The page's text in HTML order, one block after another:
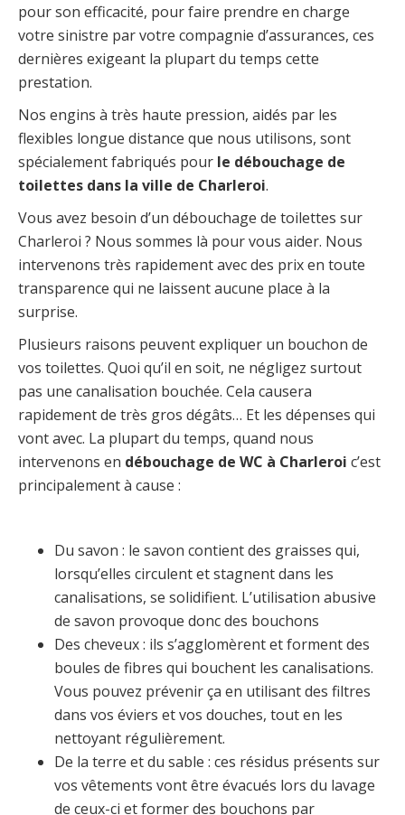
pour son efficacité, pour faire prendre en charge
votre sinistre par votre compagnie d’assurances, ces
dernières exigeant la plupart du temps cette
prestation.
Nos engins à très haute pression, aidés par les
flexibles longue distance que nous utilisons, sont
spécialement fabriqués pour le débouchage de
toilettes dans la ville de Charleroi.
Vous avez besoin d’un débouchage de toilettes sur
Charleroi ? Nous sommes là pour vous aider. Nous
intervenons très rapidement avec des prix en toute
transparence qui ne laissent aucune place à la
surprise.
Plusieurs raisons peuvent expliquer un bouchon de
vos toilettes. Quoi qu’il en soit, ne négligez surtout
pas une canalisation bouchée. Cela causera
rapidement de très gros dégâts… Et les dépenses qui
vont avec. La plupart du temps, quand nous
intervenons en débouchage de WC à Charleroi c’est
principalement à cause :
Du savon : le savon contient des graisses qui,
lorsqu’elles circulent et stagnent dans les
canalisations, se solidifient. L’utilisation abusive
de savon provoque donc des bouchons
Des cheveux : ils s’agglomèrent et forment des
boules de fibres qui bouchent les canalisations.
Vous pouvez prévenir ça en utilisant des filtres
dans vos éviers et vos douches, tout en les
nettoyant régulièrement.
De la terre et du sable : ces résidus présents sur
vos vêtements vont être évacués lors du lavage
de ceux-ci et former des bouchons par